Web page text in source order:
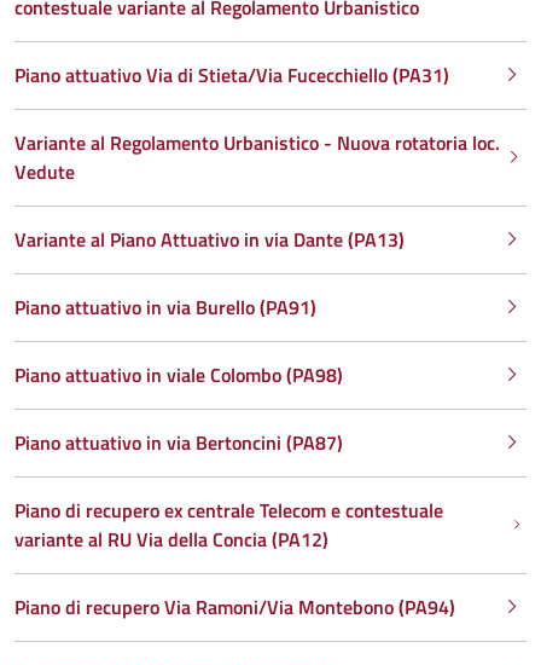
contestuale variante al Regolamento Urbanistico
Piano attuativo Via di Stieta/Via Fucecchiello (PA31)
Variante al Regolamento Urbanistico - Nuova rotatoria loc.
Vedute
Variante al Piano Attuativo in via Dante (PA13)
Piano attuativo in via Burello (PA91)
Piano attuativo in viale Colombo (PA98)
Piano attuativo in via Bertoncini (PA87)
Piano di recupero ex centrale Telecom e contestuale
variante al RU Via della Concia (PA12)
Piano di recupero Via Ramoni/Via Montebono (PA94)